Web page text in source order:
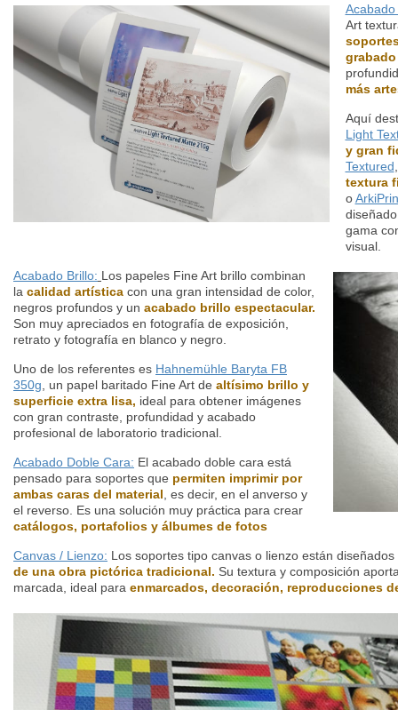
Acabado
Art
grabado
más
Aquí
Light
y gran
Textured
textura
o
gama
visual.
Acabado Brillo: Los papeles Fine Art brillo combinan
la calidad artística con una gran intensidad de color,
negros profundos y un acabado brillo espectacular.
Son muy apreciados en fotografía de exposición,
retrato y fotografía en blanco y negro.
Uno de los referentes es Hahnemühle Baryta FB
350g , un papel baritado Fine Art de altísimo brillo y
superficie extra lisa, ideal para obtener imágenes
con gran contraste, profundidad y acabado
profesional de laboratorio tradicional.
Acabado Doble Cara: El acabado doble cara está
pensado para soportes que permiten imprimir por
ambas caras del material , es decir, en el anverso y
el reverso. Es una solución muy práctica para crear
catálogos, portafolios y álbumes de fotos
Canvas / Lienzo: Los soportes tipo canvas o lienzo están diseñados
de una obra pictórica tradicional. Su textura y composición
marcada, ideal para enmarcados, decoración, reproducciones